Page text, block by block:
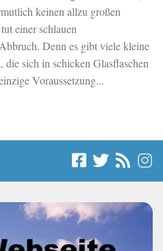
keinen allzu großen
einer schlauen
Denn es gibt viele kleine
sich in schicken Glasflaschen
Voraussetzung...